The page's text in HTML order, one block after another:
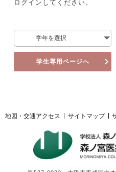
ログインしてください。
学生専用ページへ
地図・交通アクセス サイトマップ